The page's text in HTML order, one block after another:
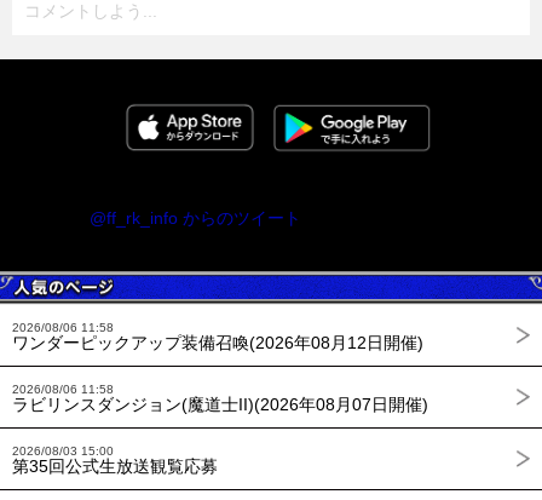
コメントしよう...
@ff_rk_info からのツイート
2026/08/06 11:58
ワンダーピックアップ装備召喚(2026年08月12日開催)
2026/08/06 11:58
ラビリンスダンジョン(魔道士II)(2026年08月07日開催)
2026/08/03 15:00
第35回公式生放送観覧応募